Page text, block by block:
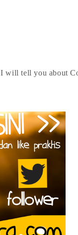
will tell you about